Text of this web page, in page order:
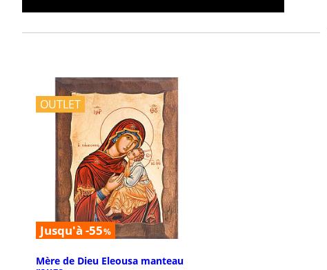
OUTLET
Jusqu'à -55%
Mère de Dieu Eleousa manteau